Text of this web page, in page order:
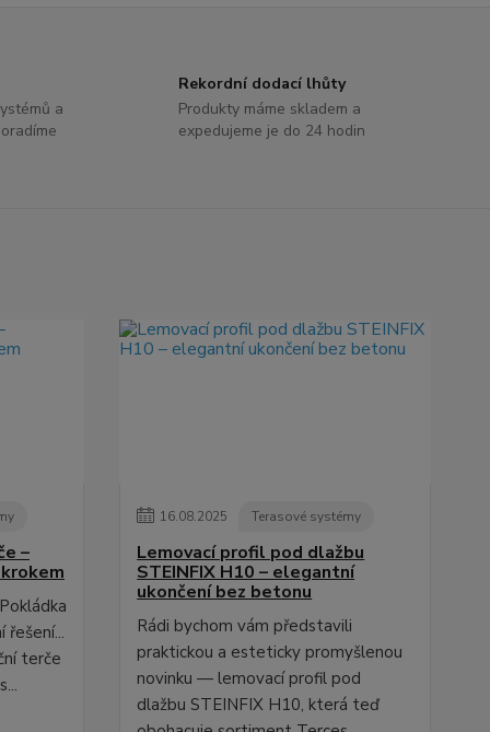
a
Rekordní dodací lhůty
Produkty máme skladem a
expedujeme je do 24 hodin
–
řešení...
terče
16.08.2025 Terasové systémy
Lemovací profil pod dlažbu
STEINFIX H10 – elegantní
ukončení bez betonu
Rádi bychom vám představili
praktickou a esteticky promyšlenou
novinku — lemovací profil pod
dlažbu STEINFIX H10, která teď